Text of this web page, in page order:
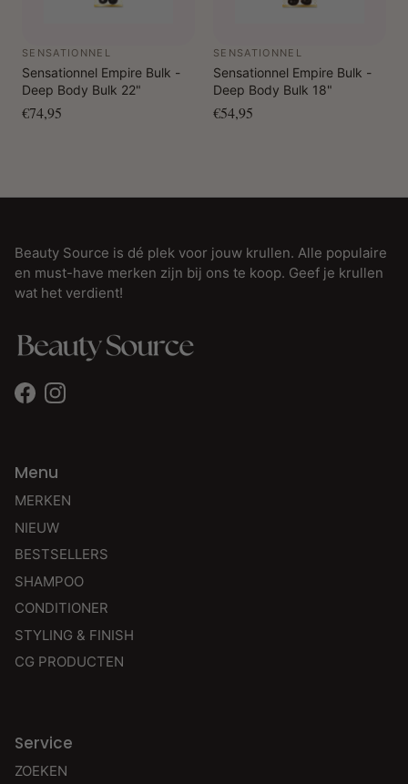
SENSATIONNEL
Sensationnel Empire Bulk -
Deep Body Bulk 22"
€74,95
SENSATIONNEL
Sensationnel Empire Bulk -
Deep Body Bulk 18"
€54,95
Beauty Source is dé plek voor jouw krullen. Alle populaire
en must-have merken zijn bij ons te koop. Geef je krullen
wat het verdient!
FacebookInstagram
Menu
MERKEN
NIEUW
BESTSELLERS
SHAMPOO
CONDITIONER
STYLING & FINISH
CG PRODUCTEN
Service
ZOEKEN